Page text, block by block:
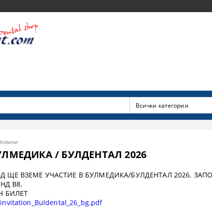
/ БУЛДЕНТАЛ 2026
ВЗЕМЕ УЧАСТИЕ В БУЛМЕДИКА/БУЛДЕНТАЛ 2026.
В8.
БИЛЕТ